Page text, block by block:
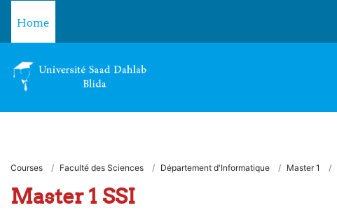
Home
Courses Faculté des Sciences Département d'Informatique Master 1
Master 1 SSI